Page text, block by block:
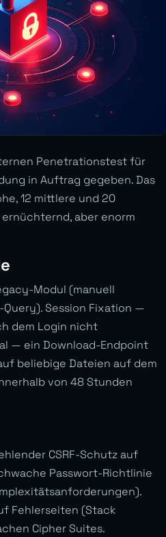
Penetrationstest für
in Auftrag gegeben. Das
12 mittlere und 20
aber enorm
Modul (manuell
Session Fixation —
dem Login nicht
— ein Download-Endpoint
beliebige Dateien auf dem
von 48 Stunden
CSRF-Schutz auf
Passwort-Richtlinie
Fehlerseiten (Stack
Cipher Suites.